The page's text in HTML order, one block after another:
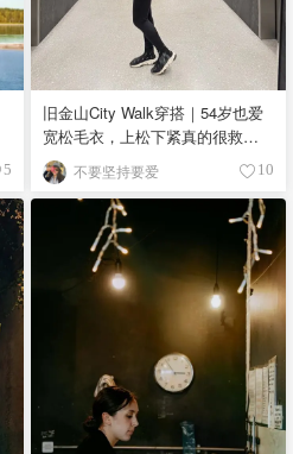
5
旧金山City Walk穿搭｜54岁也爱
宽松毛衣，上松下紧真的很救比
例
不要坚持要爱 10